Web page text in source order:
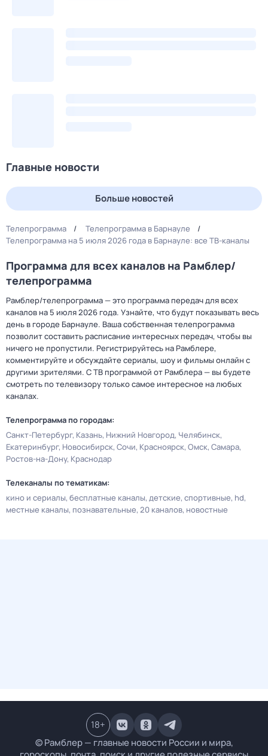
Главные новости
Больше новостей
Телепрограмма
Телепрограмма в Барнауле
Телепрограмма на 5 июля 2026 года в Барнауле: все ТВ-каналы
Программа для всех каналов на Рамблер/
телепрограмма
Рамблер/телепрограмма — это программа передач для всех
каналов на 5 июля 2026 года. Узнайте, что будут показывать весь
день в городе Барнауле. Ваша собственная телепрограмма
позволит составить расписание интересных передач, чтобы вы
ничего не пропустили. Регистрируйтесь на Рамблере,
комментируйте и обсуждайте сериалы, шоу и фильмы онлайн с
другими зрителями. С ТВ программой от Рамблера — вы будете
смотреть по телевизору только самое интересное на любых
каналах.
Телепрограмма по городам:
Санкт-Петербург Казань Нижний Новгород Челябинск
Екатеринбург Новосибирск Сочи Красноярск Омск Самара
Ростов-на-Дону Краснодар
Телеканалы по тематикам:
кино и сериалы бесплатные каналы детские спортивные hd
местные каналы познавательные 20 каналов новостные
© Рамблер — главные новости России и мира,
18+